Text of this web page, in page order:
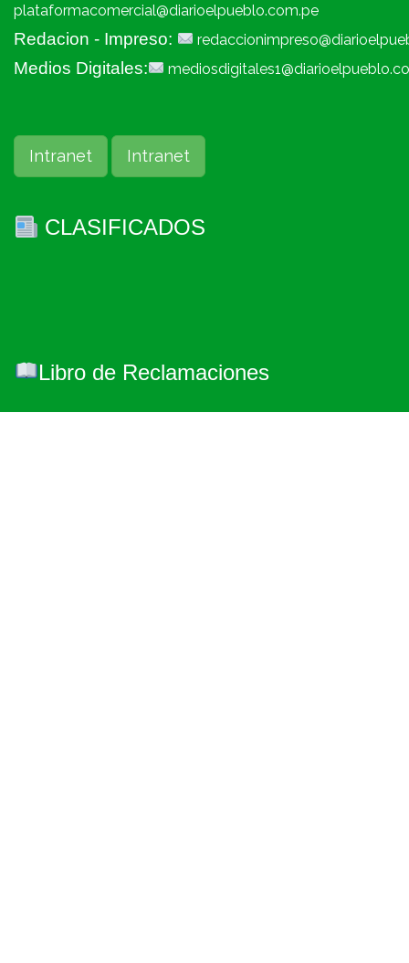
plataformacomercial@diarioelpueblo.com.pe
Redacion - Impreso:
Medios Digitales:
Intranet Intranet
CLASIFICADOS
Libro de Reclamaciones